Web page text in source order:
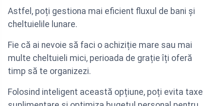
Astfel, poți gestiona mai eficient fluxul de bani și
cheltuielile lunare.
Fie că ai nevoie să faci o achiziție mare sau mai
multe cheltuieli mici, perioada de grație îți oferă
timp să te organizezi.
Folosind inteligent această opțiune, poți evita taxe